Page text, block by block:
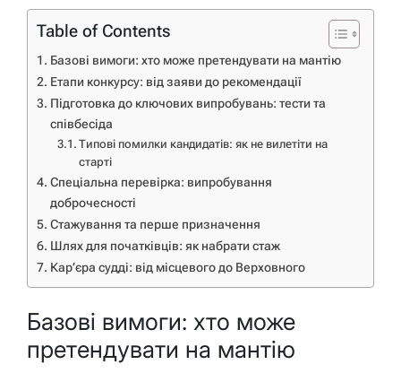
Table of Contents
Базові вимоги: хто може претендувати на мантію
Етапи конкурсу: від заяви до рекомендації
Підготовка до ключових випробувань: тести та
співбесіда
Типові помилки кандидатів: як не вилетіти на
старті
Спеціальна перевірка: випробування
доброчесності
Стажування та перше призначення
Шлях для початківців: як набрати стаж
Кар’єра судді: від місцевого до Верховного
Базові вимоги: хто може
претендувати на мантію